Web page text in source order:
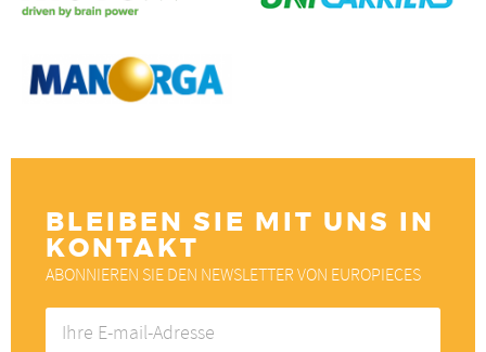
BLEIBEN SIE MIT UNS IN
KONTAKT
ABONNIEREN SIE DEN NEWSLETTER VON EUROPIECES